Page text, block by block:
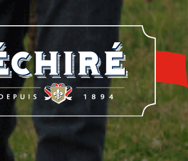
Notre savoir-faire Nos éleveurs
Laits